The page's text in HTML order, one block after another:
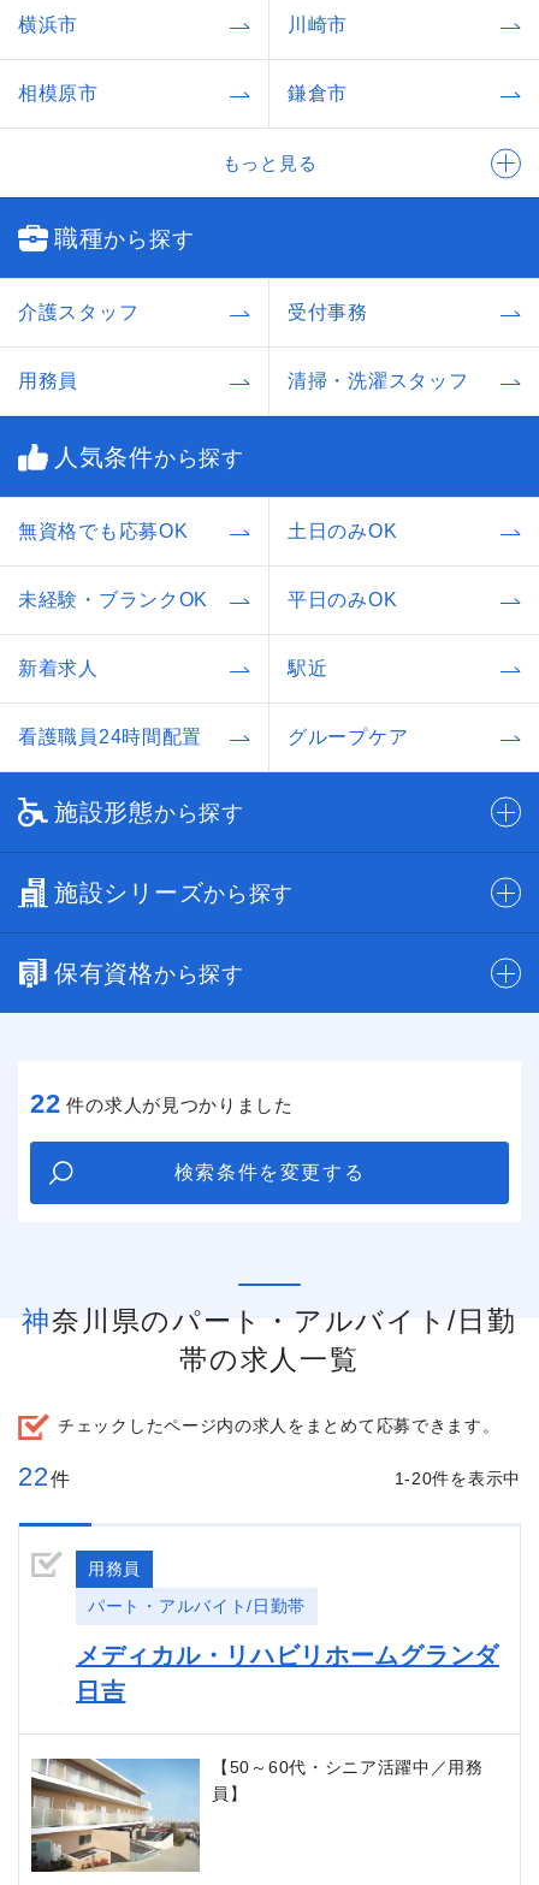
横浜市 川崎市
相模原市 鎌倉市
もっと見る
職種から探す
介護スタッフ 受付事務
用務員 清掃・洗濯スタッフ
人気条件から探す
無資格でも応募OK 土日のみOK
未経験・ブランクOK 平日のみOK
新着求人 駅近
看護職員24時間配置 グループケア
施設形態から探す
施設シリーズから探す
保有資格から探す
22 件の求人が見つかりました
検索条件を変更する
神奈川県のパート・アルバイト/日勤
帯の求人一覧
チェックしたページ内の求人をまとめて応募できます。
22 件 1-20件を表示中
用務員
パート・アルバイト/日勤帯
メディカル・リハビリホームグランダ
日吉
【50～60代・シニア活躍中／用務
員】